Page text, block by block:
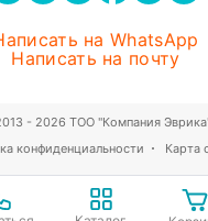
на WhatsApp
Написать на почту
конфиденциальности Карта
- 2026 ТОО "Компания